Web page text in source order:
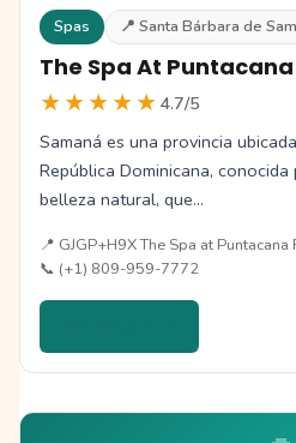
Spas 📍 Santa Bárbara de
The Spa At
★★★★★ 4.7/5
Samaná es una provincia
República Dominicana,
belleza natural, que…
📍 GJGP+H9X The Spa at
📞 (+1) 809-959-7772